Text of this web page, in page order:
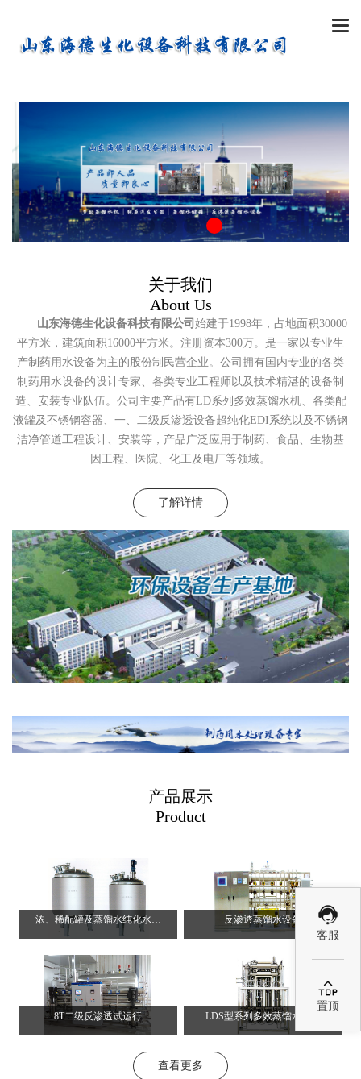

客服

置顶
关于我们
About Us
山东海德生化设备科技有限公司 始建于1998年，占地面积30000
平方米，建筑面积16000平方米。 注册资本300万。是一家以专业生
产制药用水设备为主的股份制民营企业。 公司拥有国内专业的各类
制药用水设备的设计专家、各类专业工程师以及技术精湛的设备制
造、安装专业队伍。 公司主要产品有LD系列多效蒸馏水机、各类配
液罐及不锈钢容器、一、二级反渗透设备超纯化EDI系统以及不锈钢
洁净管道工程设计、安装等，产品广泛应用于制药、食品、生物基
因工程、医院、化工及电厂等领域。
了解详情
产品展示
Product
浓、稀配罐及蒸馏水纯化水贮罐 反渗透蒸馏水设备
8T二级反渗透试运行 LDS型系列多效蒸馏水机 A
查看更多